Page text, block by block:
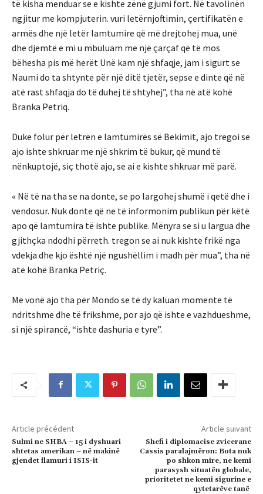
të kisha menduar se e kishte zënë gjumi fort. Në tavolinën
ngjitur me kompjuterin. vuri letërnjoftimin, çertifikatën e
armës dhe një letër lamtumire që më drejtohej mua, unë
dhe djemtë e mi u mbuluam me një çarçaf që të mos
bëhesha pis më herët Unë kam një shfaqje, jam i sigurt se
Naumi do ta shtynte për një ditë tjetër, sepse e dinte që në
atë rast shfaqja do të duhej të shtyhej”, tha në atë kohë
Branka Petriq.
Duke folur për letrën e lamtumirës së Bekimit, ajo tregoi se
ajo ishte shkruar me një shkrim të bukur, që mund të
nënkuptojë, siç thotë ajo, se ai e kishte shkruar më parë.
« Në të na tha se na donte, se po largohej shumë i qetë dhe i
vendosur. Nuk donte që ne të informonim publikun për këtë
apo që lamtumira të ishte publike. Mënyra se si u largua dhe
gjithçka ndodhi përreth. tregon se ai nuk kishte frikë nga
vdekja dhe kjo është një ngushëllim i madh për mua”, tha në
atë kohë Branka Petriç.
Më vonë ajo tha për Mondo se të dy kaluan momente të
ndritshme dhe të frikshme, por ajo që ishte e vazhdueshme,
si një spirancë, “ishte dashuria e tyre”.
Article précédent
Sulmi ne SHBA – 15 i dyshuari
shtetas amerikan – në makinë
gjendet flamuri i ISIS-it
Article suivant
Shefi i diplomacise zvicerane
Cassis paralajmëron: Bota nuk
po shkon mire, ne kemi
parasysh situatën globale,
prioritetet ne kemi sigurine e
qytetarëve tanë